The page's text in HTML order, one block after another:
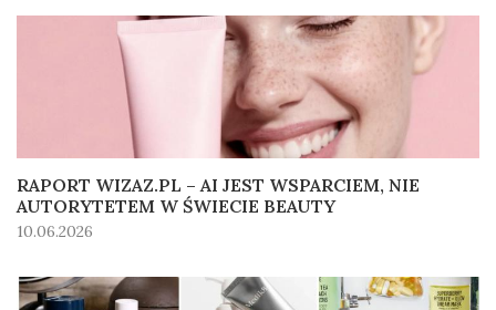
RAPORT WIZAZ.PL – AI JEST WSPARCIEM, NIE
AUTORYTETEM W ŚWIECIE BEAUTY
10.06.2026